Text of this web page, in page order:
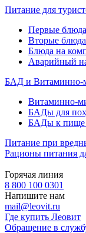
Питание для
Первые блюда
Вторые блюда
Блюда на
Аварийный
БАД и Витаминно-
Витаминно-
БАДы для
БАДы к
Питание при
Рационы питания
Горячая линия
8 800 100 0301
Напишите нам
mail@leovit.ru
Где купить Леовит
Обращение в